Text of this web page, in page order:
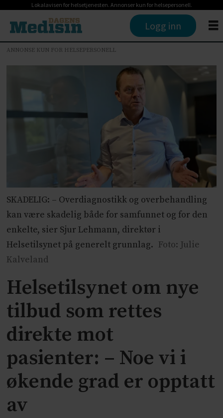
Lokalavisen for helsetjenesten. Annonser kun for helsepersonell.
Logg inn
ANNONSE KUN FOR HELSEPERSONELL
SKADELIG: – Overdiagnostikk og overbehandling
kan være skadelig både for samfunnet og for den
enkelte, sier Sjur Lehmann, direktør i
Helsetilsynet på generelt grunnlag. Foto: Julie
Kalveland
Helsetilsynet om nye
tilbud som rettes
direkte mot
pasienter: – Noe vi i
økende grad er opptatt
av